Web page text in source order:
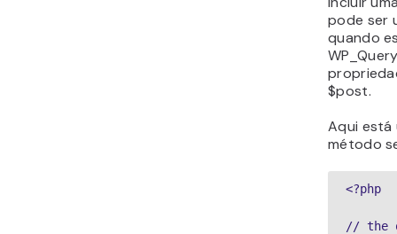
pode ser
quando
$post.
Aqui está
método
<?php
// the